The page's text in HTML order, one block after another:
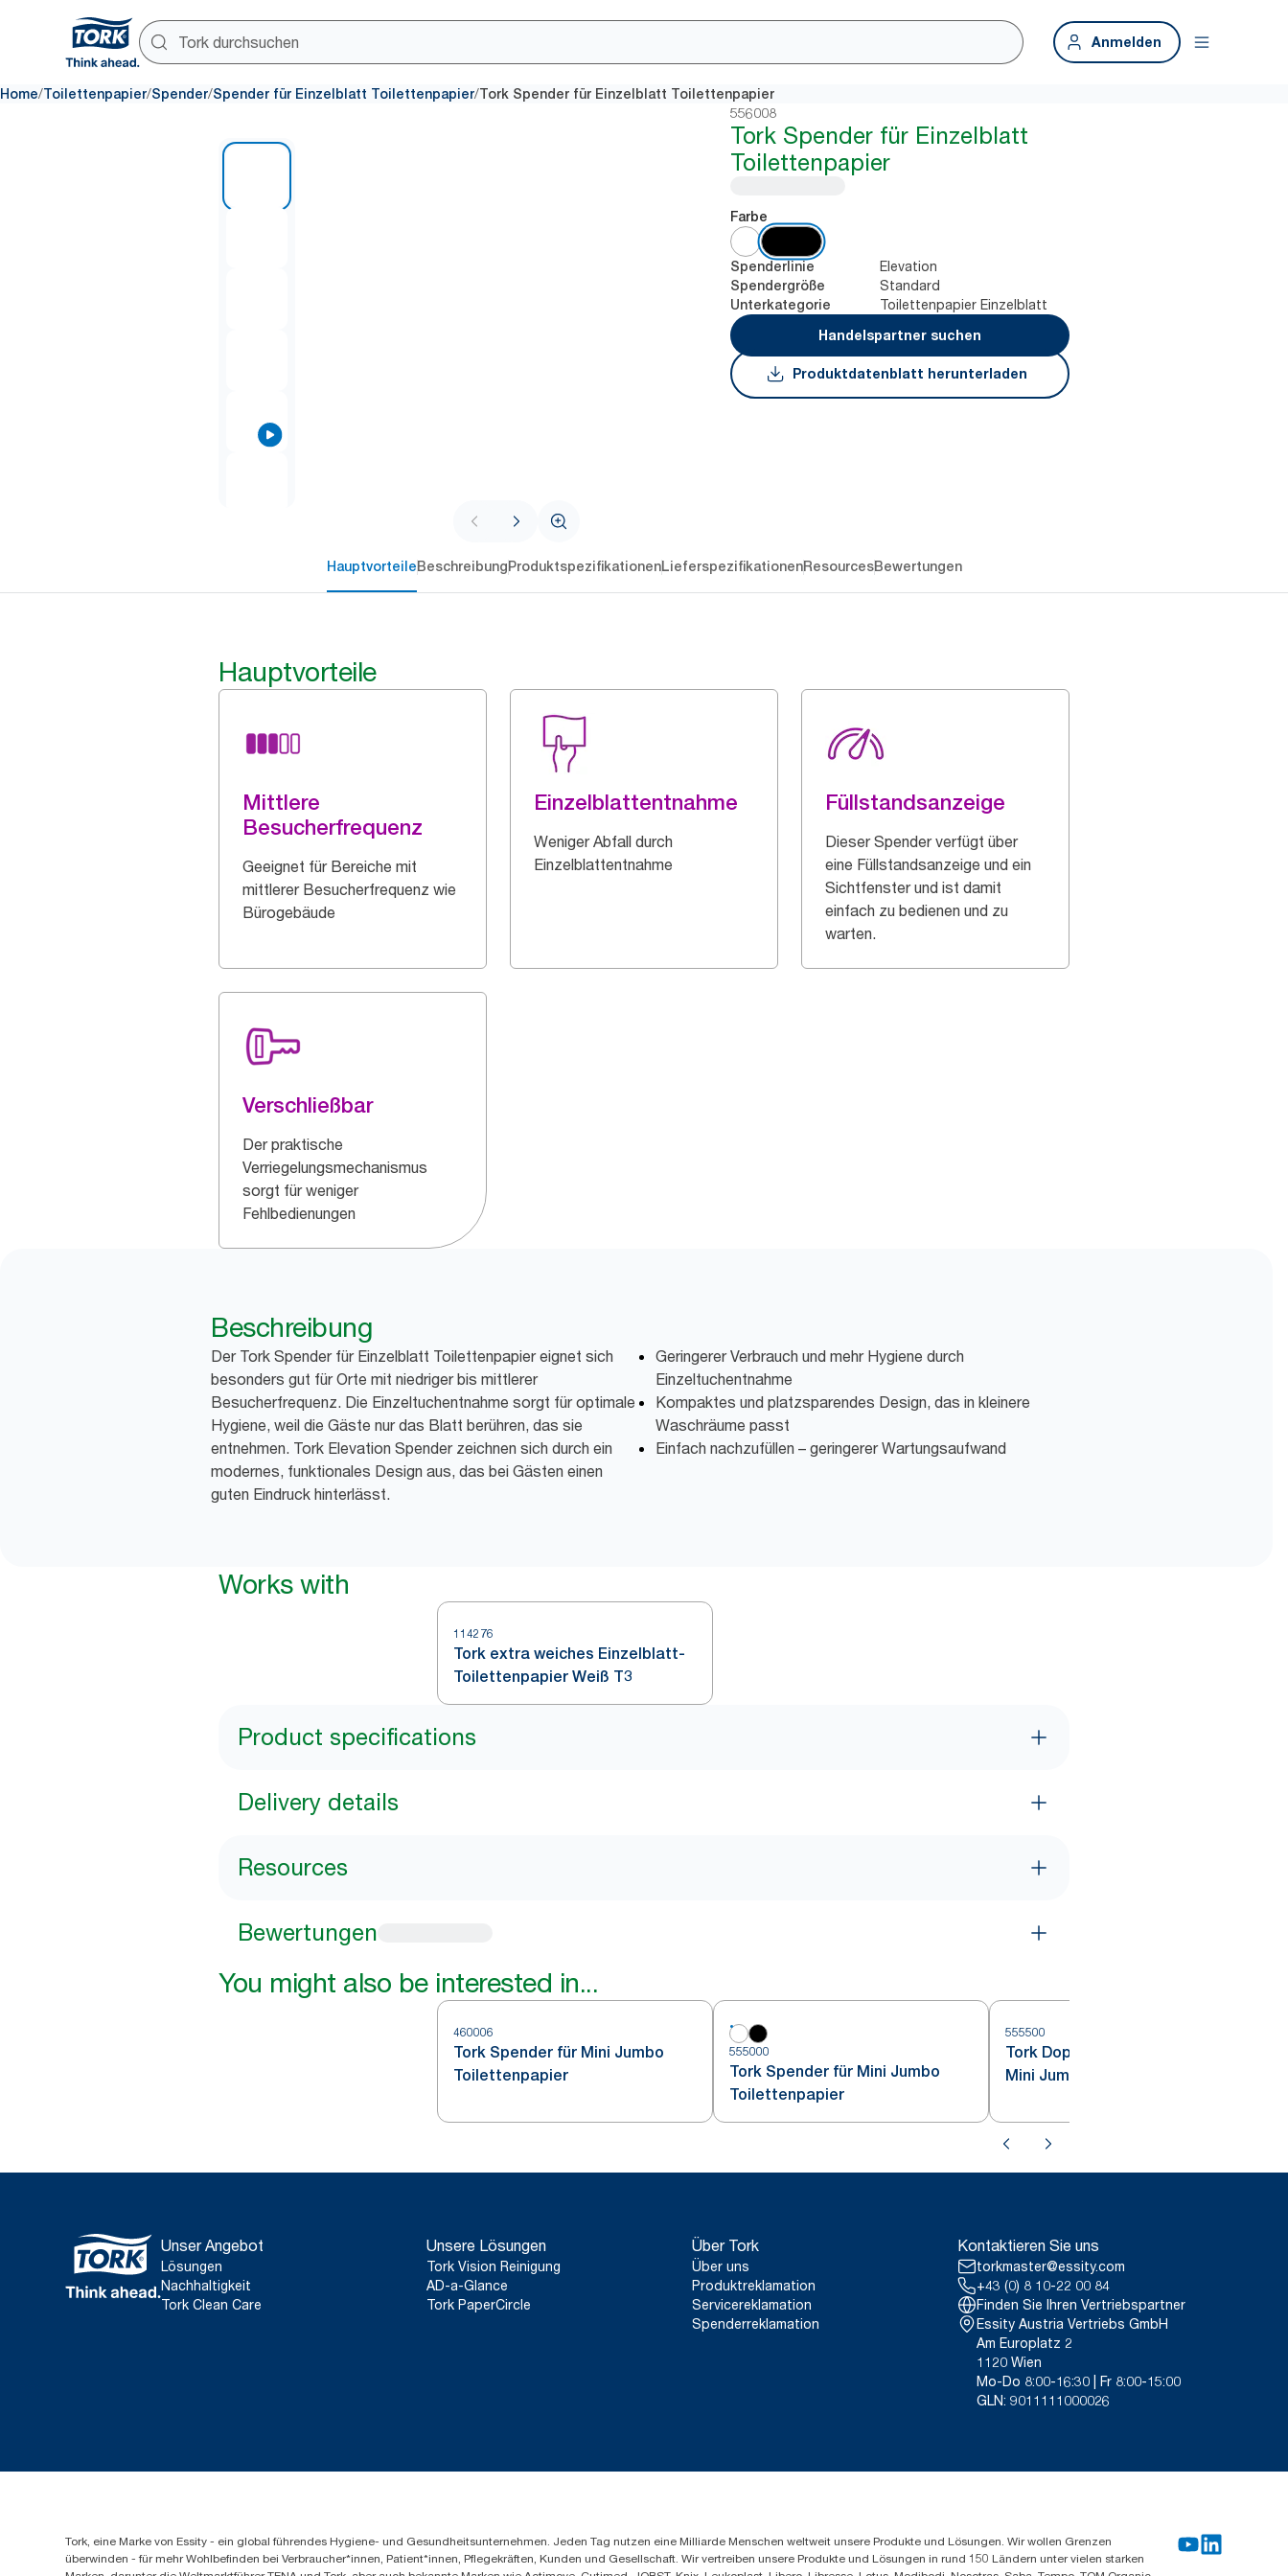
Anmelden
Home/Toilettenpapier/Spender/Spender für Einzelblatt Toilettenpapier/Tork Spender für Einzelblatt Toilettenpapier
556008
Tork Spender für Einzelblatt
Toilettenpapier
Farbe
Spenderlinie Elevation
Spendergröße Standard
Unterkategorie
Toilettenpapier Einzelblatt
Handelspartner suchen
Produktdatenblatt herunterladen
HauptvorteileBeschreibungProduktspezifikationenLieferspezifikationenResourcesBewertungen
Hauptvorteile
Mittlere
Besucherfrequenz
Geeignet für Bereiche mit
mittlerer Besucherfrequenz wie
Bürogebäude
Einzelblattentnahme
Weniger Abfall durch
Einzelblattentnahme
Füllstandsanzeige
Dieser Spender verfügt über
eine Füllstandsanzeige und ein
Sichtfenster und ist damit
einfach zu bedienen und zu
warten.
Verschließbar
Der praktische
Verriegelungsmechanismus
sorgt für weniger
Fehlbedienungen
Beschreibung
Der Tork Spender für Einzelblatt Toilettenpapier eignet sich
besonders gut für Orte mit niedriger bis mittlerer
Besucherfrequenz. Die Einzeltuchentnahme sorgt für optimale
Hygiene, weil die Gäste nur das Blatt berühren, das sie
entnehmen. Tork Elevation Spender zeichnen sich durch ein
modernes, funktionales Design aus, das bei Gästen einen
guten Eindruck hinterlässt.
Geringerer Verbrauch und mehr Hygiene durch
Einzeltuchentnahme
Kompaktes und platzsparendes Design, das in kleinere
Waschräume passt
Einfach nachzufüllen – geringerer Wartungsaufwand
Works with
114276
Tork extra weiches Einzelblatt-
Toilettenpapier Weiß T3
Product specifications
Delivery details
Resources
Bewertungen
You might also be interested in...
460006
Tork Spender für Mini Jumbo
Toilettenpapier
555000
Tork Spender für Mini Jumbo
Toilettenpapier
555500
Tork Doppelrollenspender für
Mini Jumbo Toilettenpapier
Unser Angebot
Lösungen
Nachhaltigkeit
Tork Clean Care
Unsere Lösungen
Tork Vision Reinigung
AD-a-Glance
Tork PaperCircle
Über Tork
Über uns
Produktreklamation
Servicereklamation
Spenderreklamation
Kontaktieren Sie uns
torkmaster@essity.com
+43 (0) 8 10-22 00 84
Finden Sie Ihren Vertriebspartner
Essity Austria Vertriebs GmbH
Am Europlatz 2
1120 Wien
Mo-Do 8:00-16:30 | Fr 8:00-15:00
GLN: 9011111000026
Tork, eine Marke von Essity - ein global führendes Hygiene- und Gesundheitsunternehmen. Jeden Tag nutzen eine Milliarde Menschen weltweit unsere Produkte und Lösungen. Wir wollen Grenzen
überwinden - für mehr Wohlbefinden bei Verbraucher*innen, Patient*innen, Pflegekräften, Kunden und Gesellschaft. Wir vertreiben unsere Produkte und Lösungen in rund 150 Ländern unter vielen starken